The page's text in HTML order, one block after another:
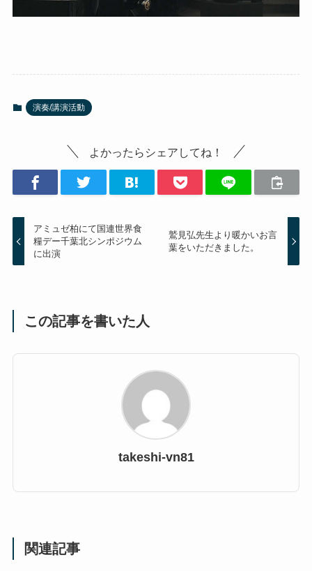
演奏/講演活動
よかったらシェアしてね！
アミュゼ柏にて国連世界食
糧デー千葉北シンポジウム
に出演
鷲見弘先生より暖かいお言
葉をいただきました。
この記事を書いた人
takeshi-vn81
関連記事